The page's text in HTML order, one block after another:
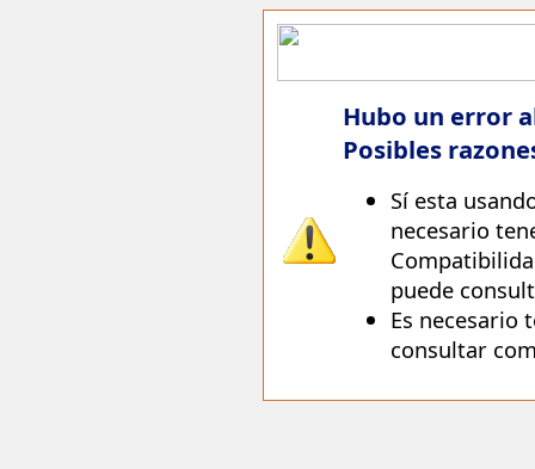
Hubo un error
Posibles
Sí esta
necesario
puede
Es necesario
consultar